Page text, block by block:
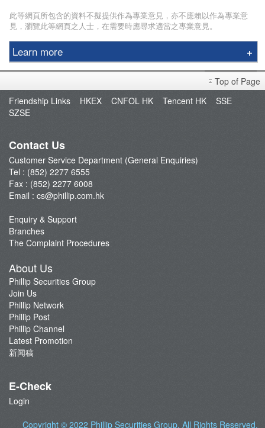
此等網頁所包含的資料不擬提供作為專業意見，亦不應賴以作為專業意
見，瀏覽此等網頁之人士，在需要時應尋求適當之專業意見。
Learn more
Phillip Securities Group
Branches
Join Us
Phillip Post
新闻稿
Top of Page
Friendship Links
HKEX CNFOL HK Tencent HK
SSE
SZSE
Contact Us
Customer Service Department (General Enquiries)
Tel : (852) 2277 6555
Fax : (852) 2277 6008
Email : cs@phillip.com.hk
Enquiry & Support
Branches
The Complaint Procedures
About Us
Phillip Securities Group
Join Us
Phillip Network
Phillip Post
Phillip Channel
Latest Promotion
新闻稿
E-Check
Login
Copyright © 2022 Phillip Securities Group. All Rights Reserved.